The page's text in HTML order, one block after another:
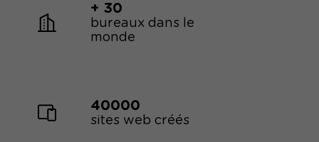
+ 30
bureaux dans le
monde
40000
sites web créés